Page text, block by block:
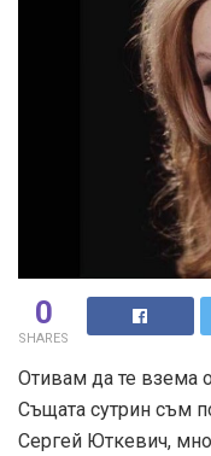
0
SHARES
Отивам да те взема
Същата сутрин съм
Сергей Юткевич,